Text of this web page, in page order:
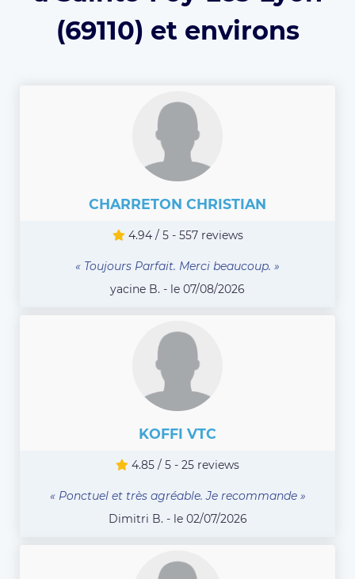
(69110) et environs
CHARRETON CHRISTIAN
4.94 / 5 - 557 reviews
« Toujours Parfait. Merci beaucoup. »
yacine B. - le 07/08/2026
KOFFI VTC
4.85 / 5 - 25 reviews
« Ponctuel et très agréable. Je recommande »
Dimitri B. - le 02/07/2026